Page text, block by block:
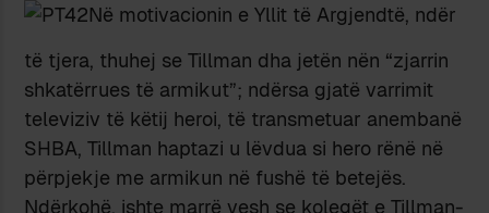
Në motivacionin e Yllit të Argjendtë, ndër
të tjera, thuhej se Tillman dha jetën nën “zjarrin
shkatërrues të armikut”; ndërsa gjatë varrimit
televiziv të këtij heroi, të transmetuar anembanë
SHBA, Tillman haptazi u lëvdua si hero rënë në
përpjekje me armikun në fushë të betejës.
Ndërkohë, ishte marrë vesh se kolegët e Tillman-